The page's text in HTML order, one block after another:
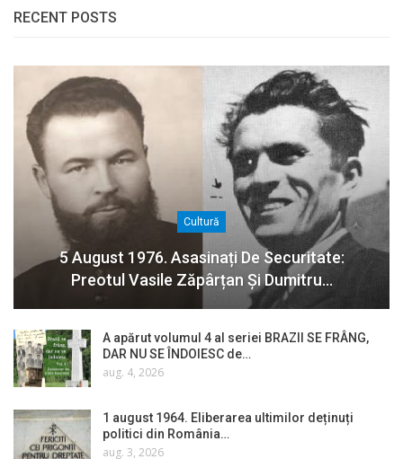
RECENT POSTS
Cultură
5 August 1976. Asasinați De Securitate:
Preotul Vasile Zăpârțan Și Dumitru…
A apărut volumul 4 al seriei BRAZII SE FRÂNG,
DAR NU SE ÎNDOIESC de…
aug. 4, 2026
1 august 1964. Eliberarea ultimilor deținuți
politici din România…
aug. 3, 2026